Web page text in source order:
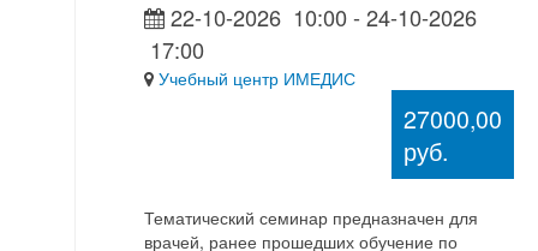
22-10-2026 10:00- 24-10-2026
17:00
Учебный центр ИМЕДИС
27000,00
руб.
Тематический семинар предназначен для
врачей, ранее прошедших обучение по